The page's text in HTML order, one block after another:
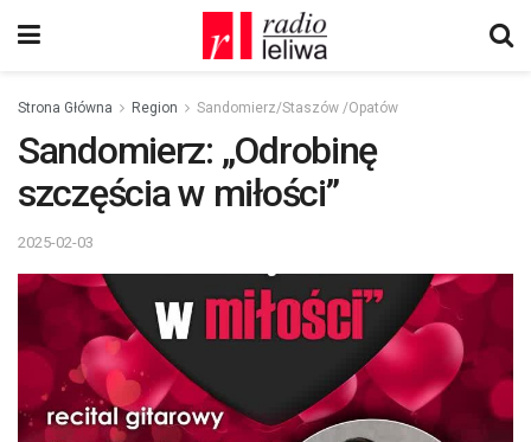
Strona Główna Region Sandomierz/Staszów /Opatów
Sandomierz: „Odrobinę
szczęścia w miłości”
2025-02-03